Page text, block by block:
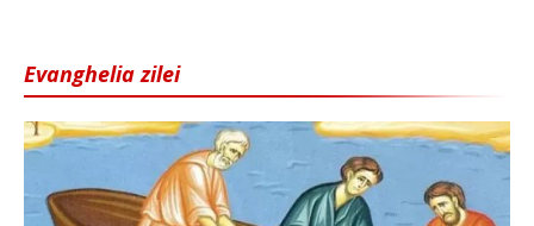
Evanghelia zilei